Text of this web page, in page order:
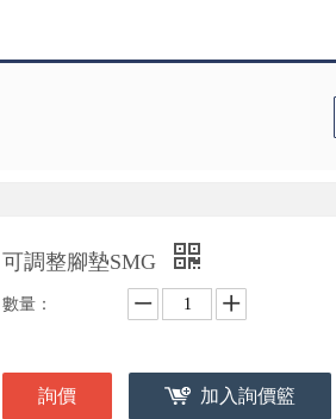
可調整腳墊SMG
數量：
詢價 加入詢價籃